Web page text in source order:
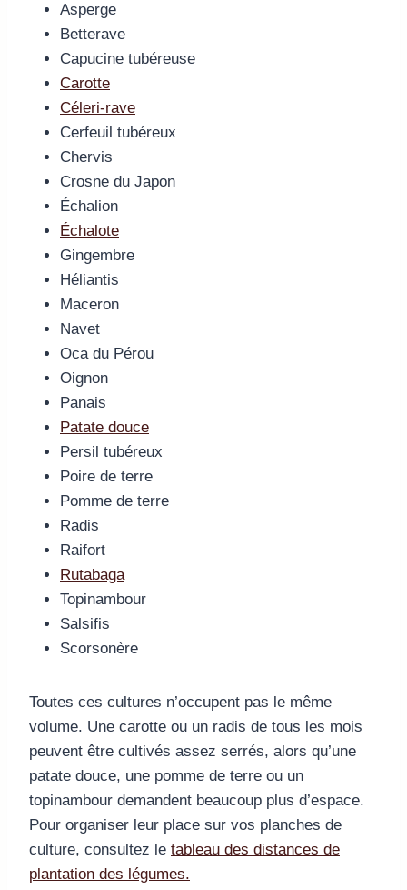
Asperge
Betterave
Capucine tubéreuse
Carotte
Céleri-rave
Cerfeuil tubéreux
Chervis
Crosne du Japon
Échalion
Échalote
Gingembre
Héliantis
Maceron
Navet
Oca du Pérou
Oignon
Panais
Patate douce
Persil tubéreux
Poire de terre
Pomme de terre
Radis
Raifort
Rutabaga
Topinambour
Salsifis
Scorsonère
Toutes ces cultures n’occupent pas le même
volume. Une carotte ou un radis de tous les mois
peuvent être cultivés assez serrés, alors qu’une
patate douce, une pomme de terre ou un
topinambour demandent beaucoup plus d’espace.
Pour organiser leur place sur vos planches de
culture, consultez le tableau des distances de
plantation des légumes.